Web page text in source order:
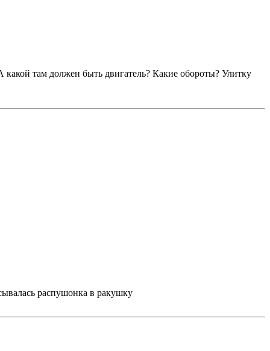
там должен быть двигатель? Какие обороты? Улитку
распушонка в ракушку